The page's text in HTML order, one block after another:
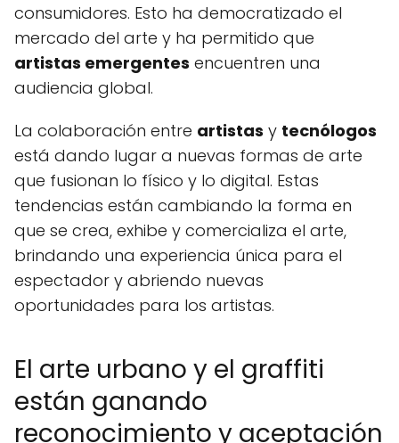
consumidores. Esto ha democratizado el
mercado del arte y ha permitido que
artistas emergentes encuentren una
audiencia global.
La colaboración entre artistas y tecnólogos
está dando lugar a nuevas formas de arte
que fusionan lo físico y lo digital. Estas
tendencias están cambiando la forma en
que se crea, exhibe y comercializa el arte,
brindando una experiencia única para el
espectador y abriendo nuevas
oportunidades para los artistas.
El arte urbano y el graffiti
están ganando
reconocimiento y aceptación